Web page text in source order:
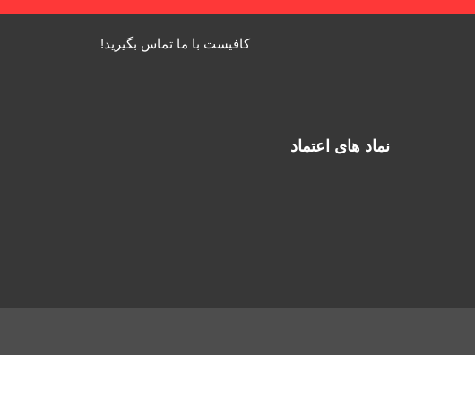
کافیست با ما تماس بگیرید!
نماد های اعتماد